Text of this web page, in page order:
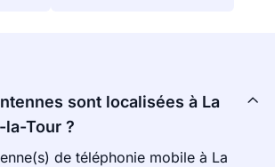
sont localisées à La
Tour ?
de téléphonie mobile à La